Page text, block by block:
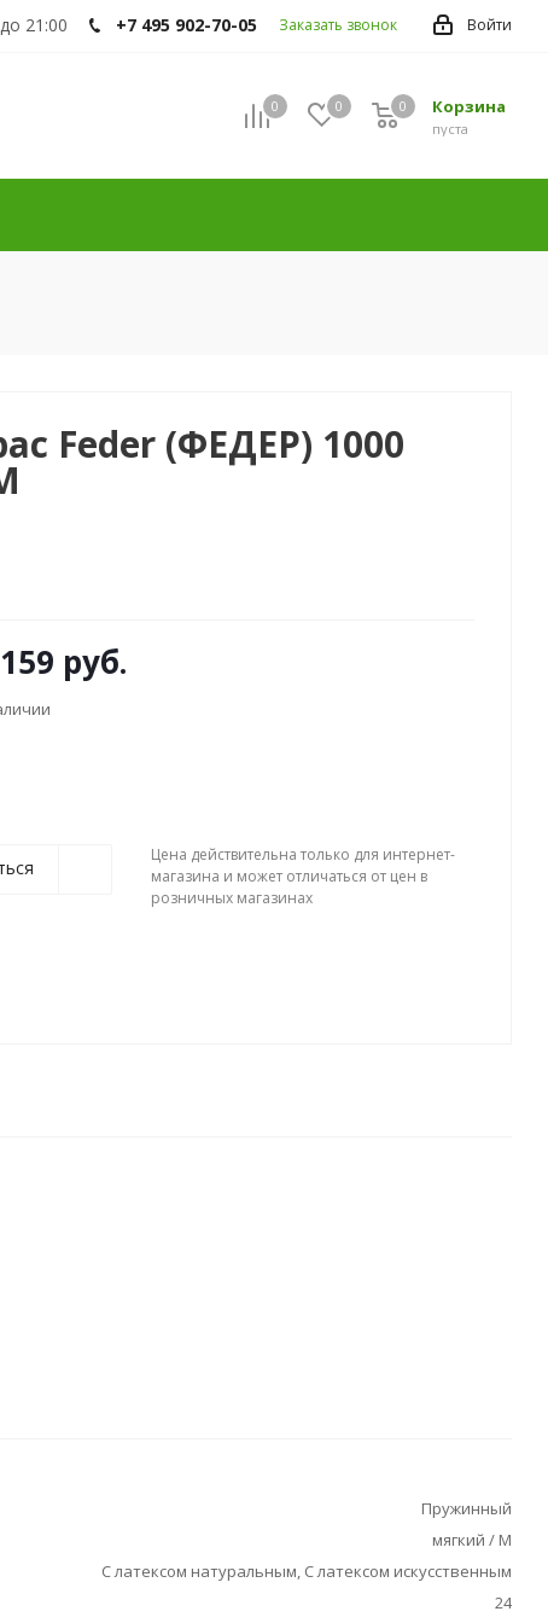
Войти
21:00 +7 495 902-70-05 Заказать звонок
0 0 Корзина
пуста
0
Feder (ФЕДЕР) 1000
руб.
Цена действительна только для интернет-
магазина и может отличаться от цен в
розничных магазинах
Пружинный
мягкий / М
С латексом натуральным, С латексом искусственным
24